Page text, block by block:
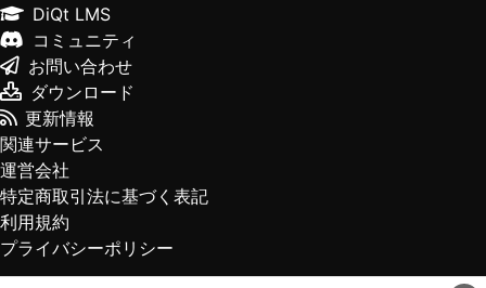
DiQt LMS
コミュニティ
お問い合わせ
ダウンロード
更新情報
関連サービス
運営会社
特定商取引法に基づく表記
利用規約
プライバシーポリシー